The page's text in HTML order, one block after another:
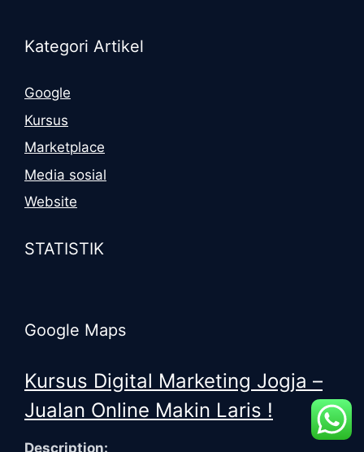
Kategori Artikel
Google
Kursus
Marketplace
Media sosial
Website
STATISTIK
Google Maps
Kursus Digital Marketing Jogja –
Jualan Online Makin Laris !
Description: